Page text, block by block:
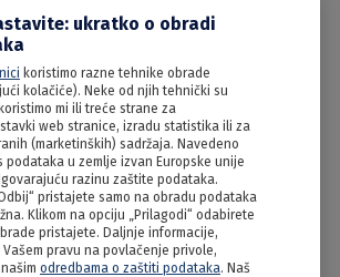
s kiselim
ukratko o obradi
koristimo razne tehnike obrade
kolačiće). Neke od njih tehnički su
mi ili treće strane za
web stranice, izradu statistika ili za
(marketinških) sadržaja. Navedeno
u zemlje izvan Europske unije
razinu zaštite podataka.
pristajete samo na obradu podataka
Klikom na opciju „Prilagodi“ odabirete
pristajete. Daljnje informacije,
pravu na povlačenje privole,
odredbama o zaštiti podataka. Naš